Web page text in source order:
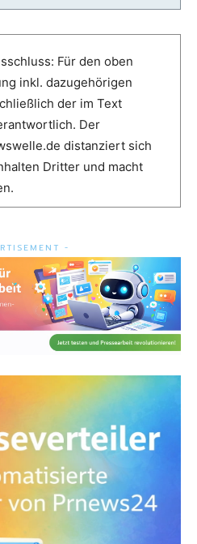
Für den oben
inkl. dazugehörigen
der im Text
Der
distanziert sich
Dritter und macht
-